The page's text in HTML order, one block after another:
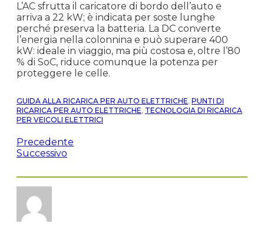
L’AC sfrutta il caricatore di bordo dell’auto e
arriva a 22 kW; è indicata per soste lunghe
perché preserva la batteria. La DC converte
l’energia nella colonnina e può superare 400
kW: ideale in viaggio, ma più costosa e, oltre l’80
% di SoC, riduce comunque la potenza per
proteggere le celle.
GUIDA ALLA RICARICA PER AUTO ELETTRICHE, PUNTI DI
RICARICA PER AUTO ELETTRICHE, TECNOLOGIA DI RICARICA
PER VEICOLI ELETTRICI
Precedente
Successivo